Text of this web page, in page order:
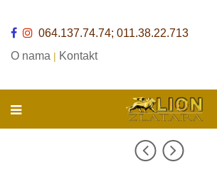
064.137.74.74; 011.38.22.713
O nama | Kontakt